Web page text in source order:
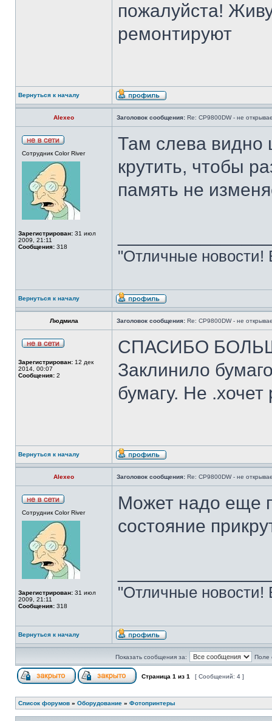
пожалуйста!
ремонтируют
Вернуться к началу
Alexeo Заголовок сообщения: Re: CP9800DW - не
Сотрудник Color River
Зарегистрирован: 31 июл
2009, 21:11
Сообщения: 318
Там слева видно
крутить, чтобы
память не
"Отличные новости!
Вернуться к началу
Людмила Заголовок сообщения: Re: CP9800DW - не
Зарегистрирован: 12 дек
2014, 00:07
Сообщения: 2
СПАСИБО
Заклинило
бумагу. Не .хочет
Вернуться к началу
Alexeo Заголовок сообщения: Re: CP9800DW - не
Сотрудник Color River
Зарегистрирован: 31 июл
2009, 21:11
Сообщения: 318
Может надо еще
состояние
"Отличные новости!
Вернуться к началу
Показать сообщения за: Поле
Страница 1 из 1 [ Сообщений: 4 ]
Список форумов » Оборудование » Фотопринтеры